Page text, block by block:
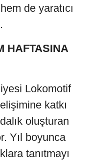
de yaratıcı
HAFTASINA
Lokomotif
katkı
oluşturan
Yıl boyunca
tanıtmayı